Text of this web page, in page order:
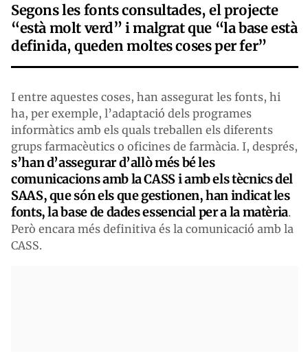
Segons les fonts consultades, el projecte
“està molt verd” i malgrat que “la base està
definida, queden moltes coses per fer”
I entre aquestes coses, han assegurat les fonts, hi
ha, per exemple, l’adaptació dels programes
informàtics amb els quals treballen els diferents
grups farmacèutics o oficines de farmàcia. I, després,
s’han d’assegurar d’allò més bé les
comunicacions amb la CASS i amb els tècnics del
SAAS, que són els que gestionen, han indicat les
fonts, la base de dades essencial per a la matèria.
Però encara més definitiva és la comunicació amb la
CASS.